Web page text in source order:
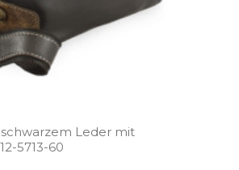
Leder mit
5713­-60